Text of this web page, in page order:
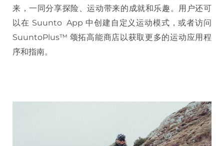
来，一同分享探险、运动带来的成就和乐趣。用户还可
以在 Suunto App 中创建自定义运动模式，或者访问
SuuntoPlus™ 颂拓高能商店以获取更多的运动应用程
序和指南。